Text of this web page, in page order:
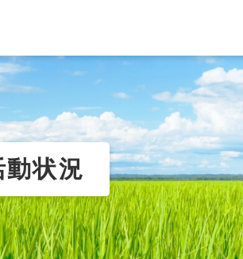
状況